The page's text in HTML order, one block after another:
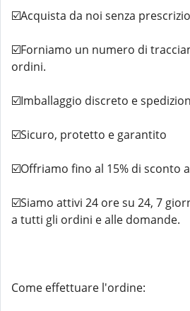
☑️Acquista da noi senza
☑️Forniamo un numero di
ordini.
☑️Imballaggio discreto e
☑️Sicuro, protetto e garantito
☑️Offriamo fino al 15% di sconto
☑️Siamo attivi 24 ore su 24, 7
a tutti gli ordini e alle domande.
Come effettuare l'ordine: